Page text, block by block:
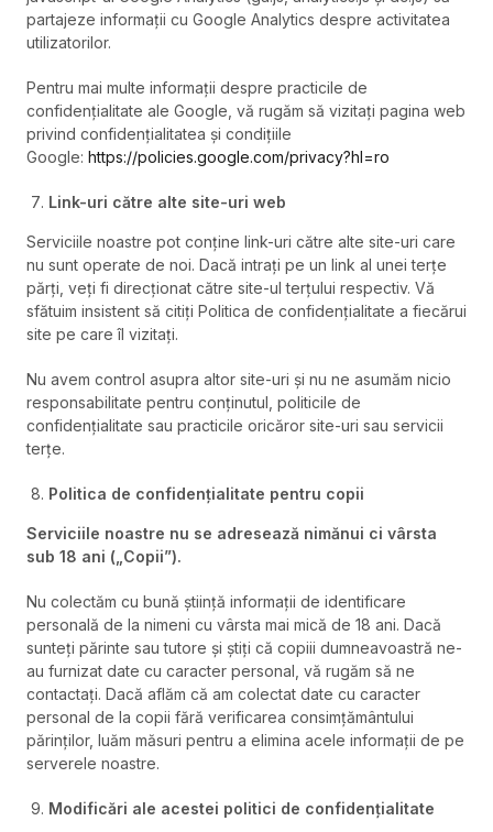
partajeze informații cu Google Analytics despre activitatea
utilizatorilor.
Pentru mai multe informații despre practicile de
confidențialitate ale Google, vă rugăm să vizitați pagina web
privind confidențialitatea și condițiile
Google: https://policies.google.com/privacy?hl=ro
Link-uri către alte site-uri web
Serviciile noastre pot conține link-uri către alte site-uri care
nu sunt operate de noi. Dacă intrați pe un link al unei terțe
părți, veți fi direcționat către site-ul terțului respectiv. Vă
sfătuim insistent să citiți Politica de confidențialitate a fiecărui
site pe care îl vizitați.
Nu avem control asupra altor site-uri și nu ne asumăm nicio
responsabilitate pentru conținutul, politicile de
confidențialitate sau practicile oricăror site-uri sau servicii
terțe.
Politica de confidențialitate pentru copii
Serviciile noastre nu se adresează nimănui ci vârsta
sub 18 ani („Copii”).
Nu colectăm cu bună știință informații de identificare
personală de la nimeni cu vârsta mai mică de 18 ani. Dacă
sunteți părinte sau tutore și știți că copiii dumneavoastră ne-
au furnizat date cu caracter personal, vă rugăm să ne
contactați. Dacă aflăm că am colectat date cu caracter
personal de la copii fără verificarea consimțământului
părinților, luăm măsuri pentru a elimina acele informații de pe
serverele noastre.
Modificări ale acestei politici de confidențialitate